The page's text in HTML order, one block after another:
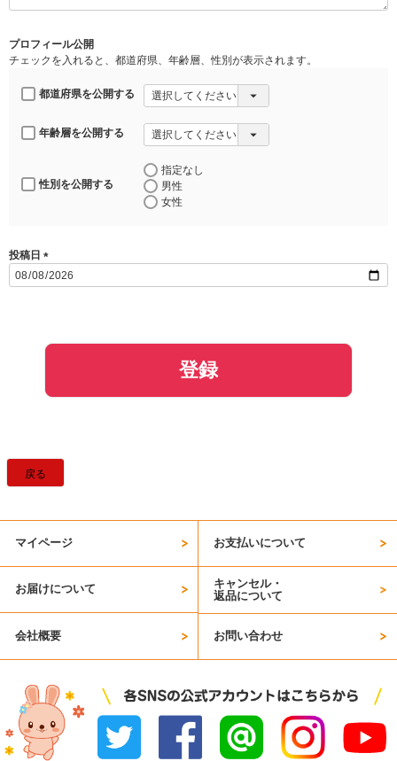
プロフィール公開
チェックを入れると、都道府県、年齢層、性別が表示されます。
都道府県を公開する
年齢層を公開する
性別を公開する
指定なし
男性
女性
投稿日
(
必
登録
戻る
マイページ お支払いについて
お届けについて
キャンセル・
返品について
会社概要 お問い合わせ